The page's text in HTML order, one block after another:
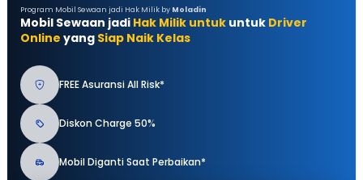
Program Mobil Sewaan jadi Hak Milik by Moladin
Mobil Sewaan jadi Hak Milik untuk untuk Driver
Online yang Siap Naik Kelas
FREE Asuransi All Risk*
Diskon Charge 50%
Mobil Diganti Saat Perbaikan*